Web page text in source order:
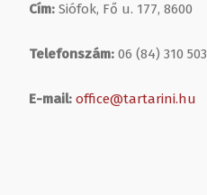
Cím: Siófok, Fő u. 177, 8600
Telefonszám: 06 (84) 310
E-mail: office@tartarini.hu